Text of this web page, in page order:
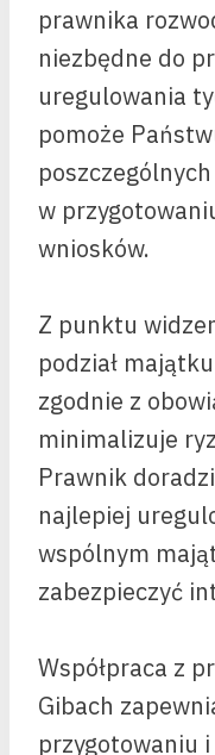
prawnika
niezbędne do
uregulowania
pomoże
w
wniosków.
Z punktu
podział
zgodnie z
minimalizuje
Prawnik
najlepiej
wspólnym
zabezpieczyć
Współpraca z
Gibach
przygotowaniu